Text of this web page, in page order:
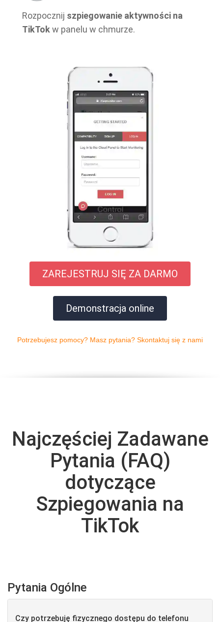
Rozpocznij szpiegowanie aktywności na
TikTok w panelu w chmurze.
ZAREJESTRUJ SIĘ ZA DARMO
Demonstracja online
Potrzebujesz pomocy? Masz pytania? Skontaktuj się z nami
Najczęściej Zadawane
Pytania (FAQ)
dotyczące
Szpiegowania na
TikTok
Pytania Ogólne
Czy potrzebuję fizycznego dostępu do telefonu